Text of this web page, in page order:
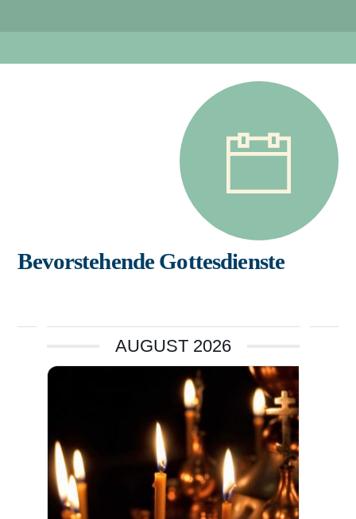
Bevorstehende Gottesdienste
AUGUST 2026